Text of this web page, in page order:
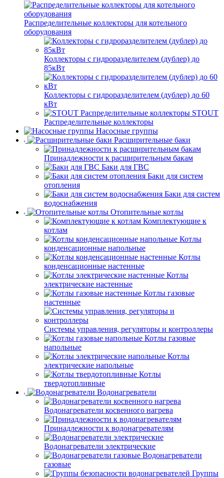
Распределительные коллекторы для котельного
оборудования
Коллекторы с гидроразделителем (дублер) до
85кВт
Коллекторы с гидроразделителем (дублер) до 60
кВт
STOUT
Распределительные коллекторы
Насосные группы
Расширительные баки
Принадлежности к расширительным бакам
Баки для ГВС
Баки для систем
отопления
Баки для систем
водоснабжения
Отопительные котлы
Комплектующие к
котлам
Котлы
конденсационные напольные
Котлы
конденсационные настенные
Котлы
электрические настенные
Котлы газовые
настенные
Системы управления, регуляторы и контроллеры
Котлы газовые
напольные
Котлы
электрические напольные
Котлы
твердотопливные
Водонагреватели
Водонагреватели косвенного нагрева
Принадлежности к водонагревателям
Водонагреватели электрические
Водонагреватели
газовые
Группы